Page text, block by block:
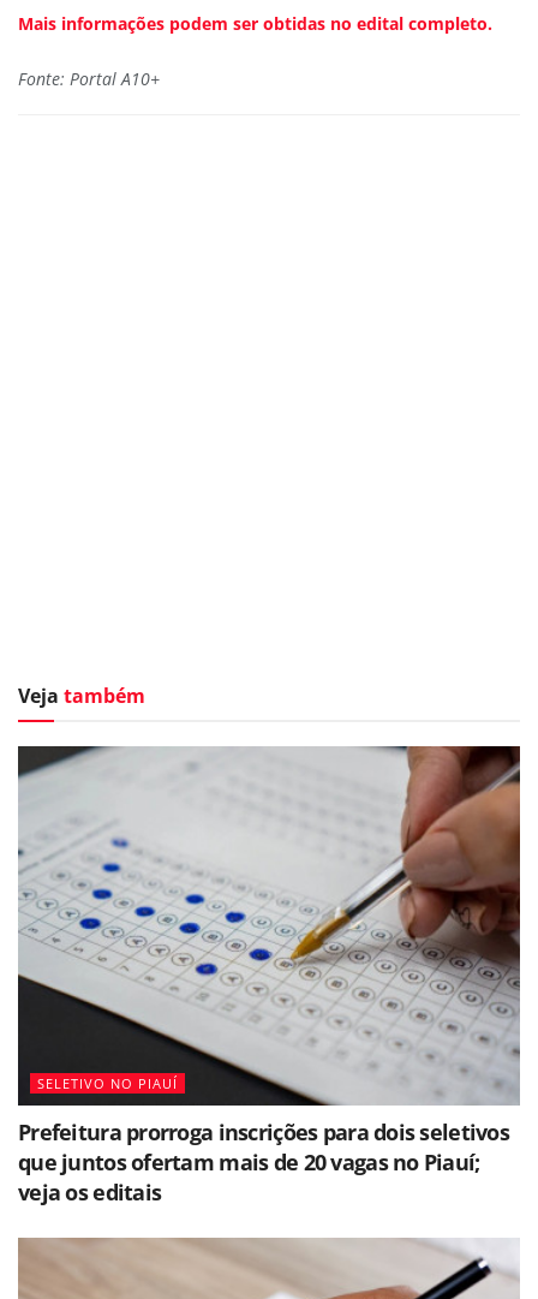
Mais informações podem ser obtidas no edital completo.
Fonte: Portal A10+
Veja também
SELETIVO NO PIAUÍ
Prefeitura prorroga inscrições para dois seletivos
que juntos ofertam mais de 20 vagas no Piauí;
veja os editais